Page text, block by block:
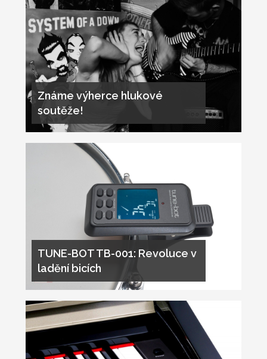
Známe výherce hlukové
soutěže!
TUNE-BOT TB-001: Revoluce v
ladění bicích